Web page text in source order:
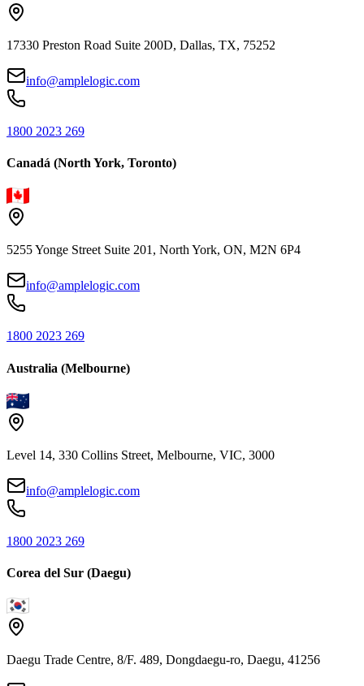
17330 Preston Road Suite 200D, Dallas, TX, 75252
info@amplelogic.com
1800 2023 269
Canadá (North York, Toronto)
5255 Yonge Street Suite 201, North York, ON, M2N 6P4
info@amplelogic.com
1800 2023 269
Australia (Melbourne)
Level 14, 330 Collins Street, Melbourne, VIC, 3000
info@amplelogic.com
1800 2023 269
Corea del Sur (Daegu)
Daegu Trade Centre, 8/F. 489, Dongdaegu-ro, Daegu, 41256